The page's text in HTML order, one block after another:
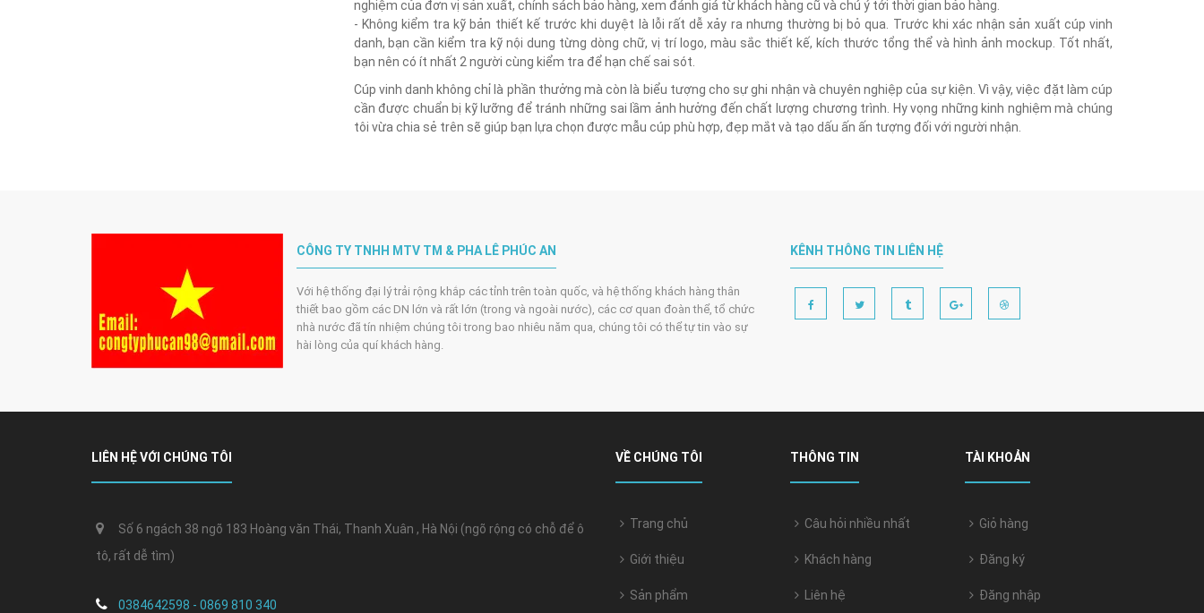
nghiệm của đơn vị sản xuất, chính sách bảo hàng, xem đánh giá từ khách hàng cũ và chú ý tới thời gian bảo hàng.
- Không kiểm tra kỹ bản thiết kế trước khi duyệt là lỗi rất dễ xảy ra nhưng thường bị bỏ qua. Trước khi xác nhận sản xuất cúp vinh
danh, bạn cần kiểm tra kỹ nội dung từng dòng chữ, vị trí logo, màu sắc thiết kế, kích thước tổng thể và hình ảnh mockup. Tốt nhất,
bạn nên có ít nhất 2 người cùng kiểm tra để hạn chế sai sót.
Cúp vinh danh không chỉ là phần thưởng mà còn là biểu tượng cho sự ghi nhận và chuyên nghiệp của sự kiện. Vì vậy, việc đặt làm cúp
cần được chuẩn bị kỹ lưỡng để tránh những sai lầm ảnh hưởng đến chất lượng chương trình. Hy vọng những kinh nghiệm mà chúng
tôi vừa chia sẻ trên sẽ giúp bạn lựa chọn được mẫu cúp phù hợp, đẹp mắt và tạo dấu ấn ấn tượng đối với người nhận.
CÔNG TY TNHH MTV TM & PHA LÊ PHÚC AN
Với hệ thống đại lý trải rộng khắp các tỉnh trên toàn quốc, và hệ thống khách hàng thân
thiết bao gồm các DN lớn và rất lớn (trong và ngoài nước), các cơ quan đoàn thể, tổ chức
nhà nước đã tín nhiệm chúng tôi trong bao nhiêu năm qua, chúng tôi có thể tự tin vào sự
hài lòng của quí khách hàng.
KÊNH THÔNG TIN LIÊN HỆ
LIÊN HỆ VỚI CHÚNG TÔI
Số 6 ngách 38 ngõ 183 Hoàng văn Thái, Thanh Xuân , Hà Nội (ngõ rộng có chỗ để ô
tô, rất dễ tìm)
0384642598 - 0869 810 340
VỀ CHÚNG TÔI
Trang chủ
Giới thiệu
Sản phẩm
THÔNG TIN
Câu hỏi nhiều nhất
Khách hàng
Liên hệ
TÀI KHOẢN
Giỏ hàng
Đăng ký
Đăng nhập